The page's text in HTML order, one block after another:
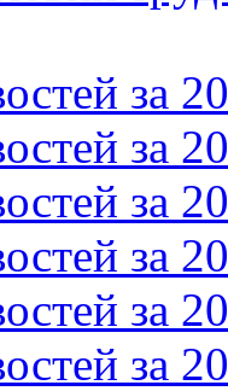
за
за
за
за
за
за